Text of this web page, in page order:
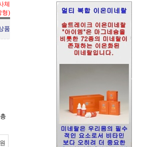
체
형)
품
원